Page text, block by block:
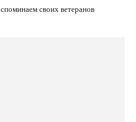
своих ветеранов